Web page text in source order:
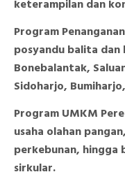
keterampilan dan
Program
posyandu balita dan
Bonebalantak,
Sidoharjo,
Program UMKM
usaha olahan
perkebunan, hingga
sirkular.